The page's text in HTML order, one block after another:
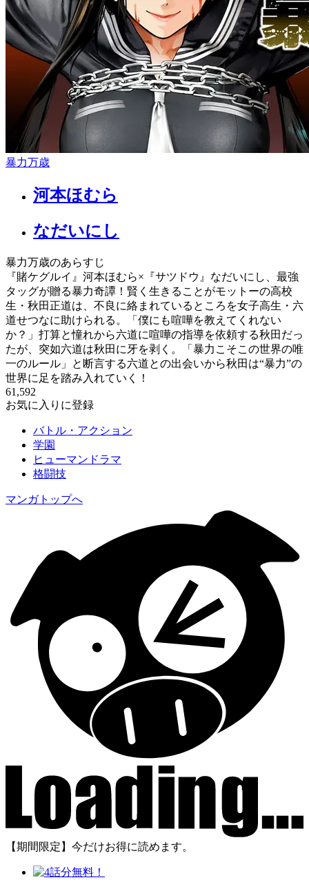
暴力万歳
河本ほむら
なだいにし
暴力万歳のあらすじ
『賭ケグルイ』河本ほむら×『サツドウ』なだいにし、最強
タッグが贈る暴力奇譚！賢く生きることがモットーの高校
生・秋田正道は、不良に絡まれているところを女子高生・六
道せつなに助けられる。「僕にも喧嘩を教えてくれない
か？」打算と憧れから六道に喧嘩の指導を依頼する秋田だっ
たが、突如六道は秋田に牙を剥く。「暴力こそこの世界の唯
一のルール」と断言する六道との出会いから秋田は“暴力”の
世界に足を踏み入れていく！
61,592
お気に入りに登録
バトル・アクション
学園
ヒューマンドラマ
格闘技
マンガトップへ
【期間限定】今だけお得に読めます。